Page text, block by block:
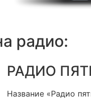
радио:
РАДИО
Название «Радио